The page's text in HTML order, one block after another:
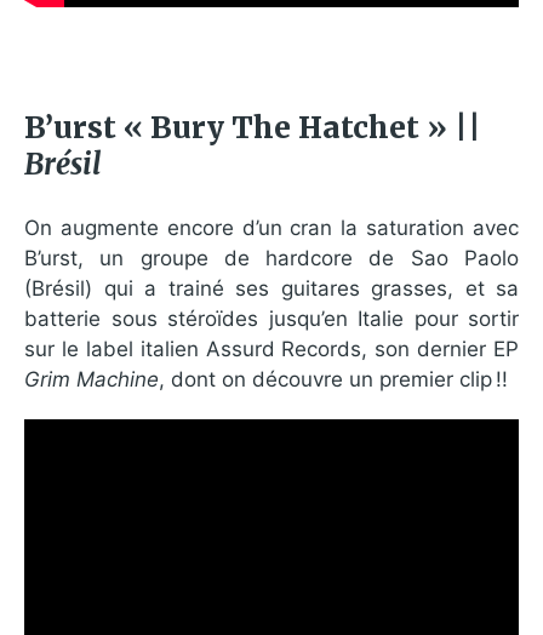
B’urst « Bury The Hatchet » ||
Brésil
On augmente encore d’un cran la saturation avec
B’urst, un groupe de hardcore de Sao Paolo
(Brésil) qui a trainé ses guitares grasses, et sa
batterie sous stéroïdes jusqu’en Italie pour sortir
sur le label italien Assurd Records, son dernier EP
Grim Machine, dont on découvre un premier clip !!